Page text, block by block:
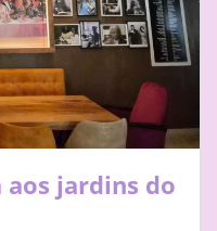
aos jardins do